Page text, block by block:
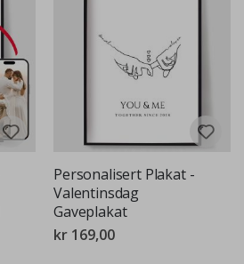
Personalisert Plakat -
Valentinsdag
Gaveplakat
kr 169,00